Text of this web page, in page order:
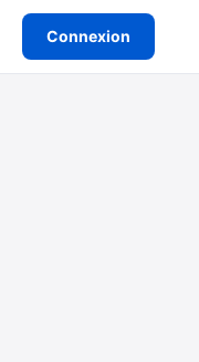
Connexion